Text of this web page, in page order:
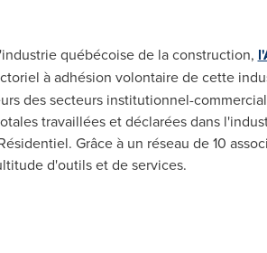
québécoise de la construction,
à adhésion volontaire de cette
des secteurs institutionnel-
travaillées et déclarées dans
Grâce à un réseau de 10
d'outils et de services.